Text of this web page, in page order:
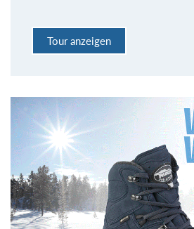
Tour anzeigen